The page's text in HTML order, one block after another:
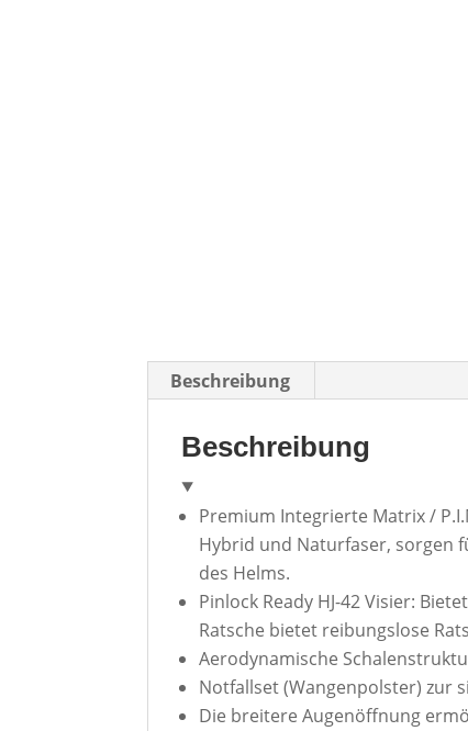
Beschreibung
Beschreibung
Premium Integrierte Matrix /
Hybrid und Naturfaser, sorgen
des Helms.
Pinlock Ready HJ-42 Visier:
Ratsche bietet reibungslose
Aerodynamische
Notfallset (Wangenpolster) zur
Die breitere Augenöffnung